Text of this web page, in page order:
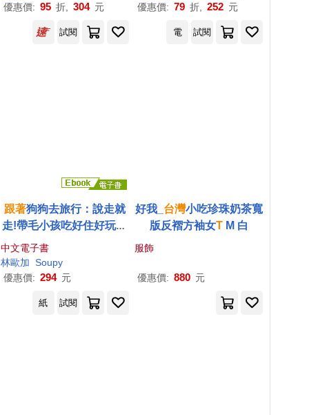
優惠價: 95 折, 304 元
優惠價: 79 折, 252 元
試閱 電 試閱
跟著狗狗去旅行：說走就
走!帶毛小孩吃好住好玩好
全台旅遊指南 (電子書)
中文電子書
林歐加 Soupy
優惠價: 294 元
好我_ 台灣小吃珍珠奶茶寬
版反褶方袖女TM 白
服飾
優惠價: 880 元
紙 試閱